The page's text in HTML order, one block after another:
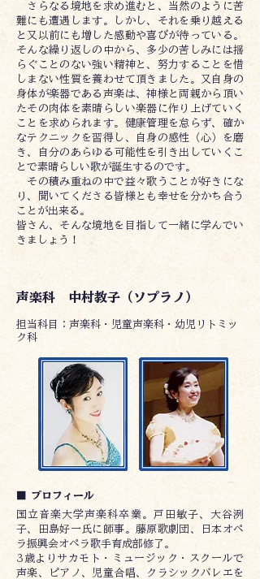
さらなる境地を求め進むと、当然のように苦
難にも遭遇します。しかし、それを乗り越える
と又以前にも増した感動や喜びが待っている。
そんな繰り返しの中から、多少の苦しみには揺
らぐことのない強い精神と、努力することを惜
しまない性質を養わせて頂きました。又自身の
身体が楽器である声楽は、神様と両親から頂い
たその肉体を素晴らしい楽器に作り上げていく
ことを求められます。健康管理を怠らず、確か
なテクニックを習得し、自身の感性（心）を磨
き、自分のあらゆる可能性を引き出していくこ
とで素晴らしい歌が誕生するのです。
その積み重ねの中で益々歌うことが好きにな
り、聞いてくださる皆様とも幸せを分かち合う
ことが出来る。
皆さん、そんな境地を目指して一緒に学んでい
きましょう！
声楽科 中村教子（ソプラノ）
​担当科目：声楽科・児童声楽科・幼児リトミッ
ク科
■ プロフィール
国立音楽大学声楽科卒業。戸田敏子、大谷洌
子、田島好一氏に師事。藤原歌劇団、日本オペ
ラ振興会オペラ歌手育成部修了。
3歳よりサカモト・ミュージック・スクールで
声楽、ピアノ、児童合唱、クラシックバレエを